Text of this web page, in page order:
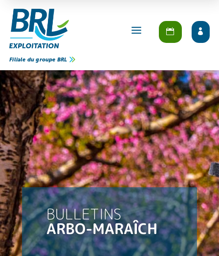
a
Filiale du groupe BRL
BULLETINS
ARBO-MARAÎCH